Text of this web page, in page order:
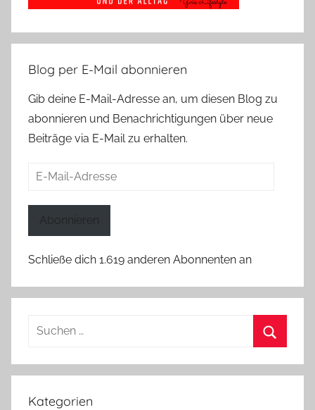
Blog per E-Mail abonnieren
Gib deine E-Mail-Adresse an, um diesen Blog zu
abonnieren und Benachrichtigungen über neue
Beiträge via E-Mail zu erhalten.
E-
Abonnieren
Schließe dich 1.619 anderen Abonnenten an
Suchen
Kategorien